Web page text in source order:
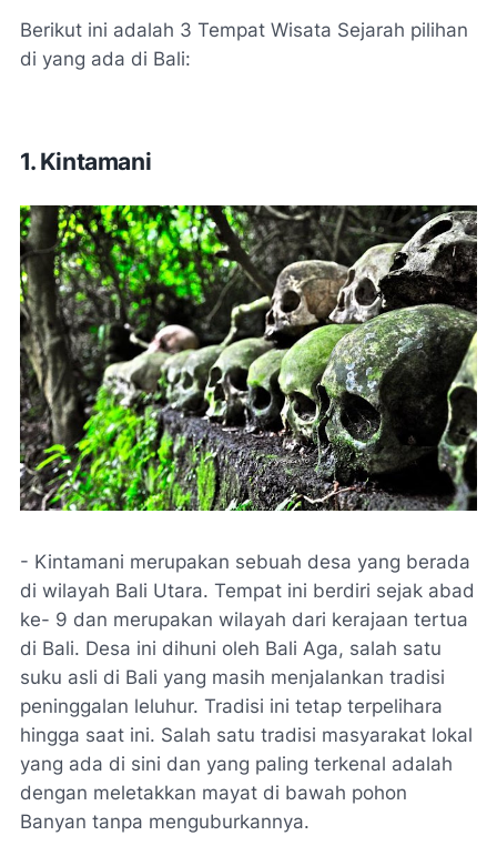
Berikut ini adalah 3 Tempat Wisata Sejarah pilihan
di yang ada di Bali:
1. Kintamani
- Kintamani merupakan sebuah desa yang berada
di wilayah Bali Utara. Tempat ini berdiri sejak abad
ke- 9 dan merupakan wilayah dari kerajaan tertua
di Bali. Desa ini dihuni oleh Bali Aga, salah satu
suku asli di Bali yang masih menjalankan tradisi
peninggalan leluhur. Tradisi ini tetap terpelihara
hingga saat ini. Salah satu tradisi masyarakat lokal
yang ada di sini dan yang paling terkenal adalah
dengan meletakkan mayat di bawah pohon
Banyan tanpa menguburkannya.